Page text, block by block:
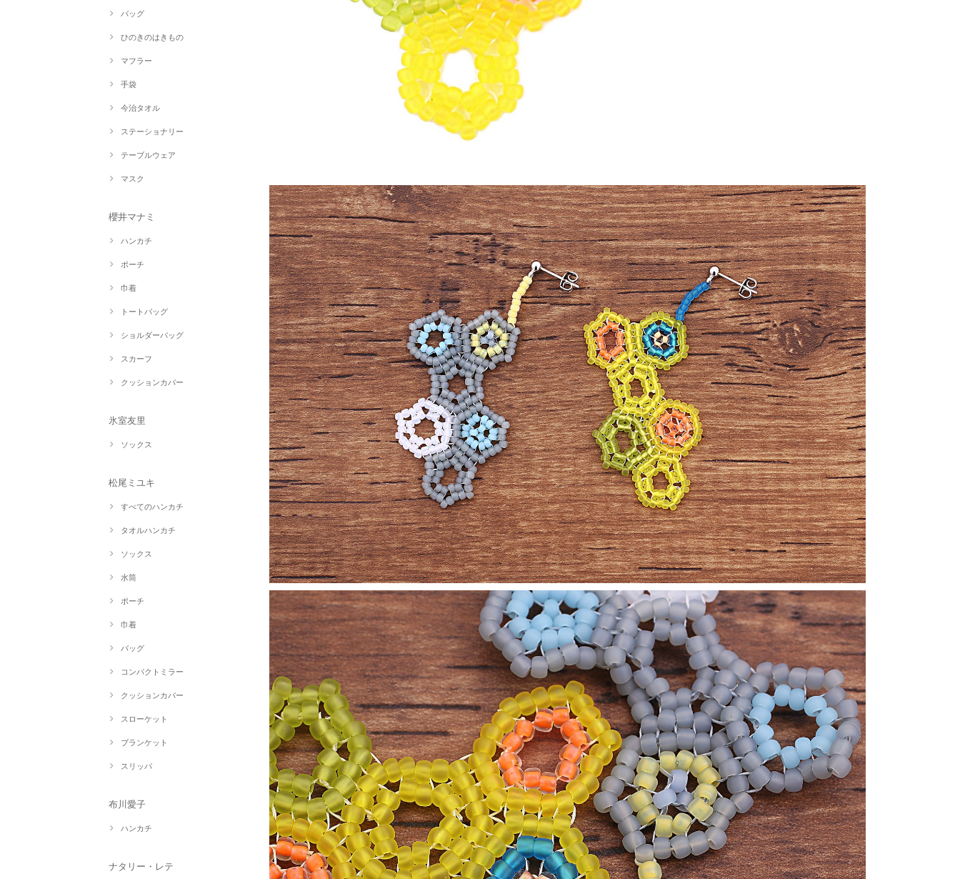
バッグ
ひのきのはきもの
マフラー
手袋
今治タオル
ステーショナリー
テーブルウェア
マスク
櫻井マナミ
ハンカチ
ポーチ
巾着
トートバッグ
ショルダーバッグ
スカーフ
クッションカバー
氷室友里
ソックス
松尾ミユキ
すべてのハンカチ
タオルハンカチ
ソックス
水筒
ポーチ
巾着
バッグ
コンパクトミラー
クッションカバー
スローケット
ブランケット
スリッパ
布川愛子
ハンカチ
ナタリー・レテ